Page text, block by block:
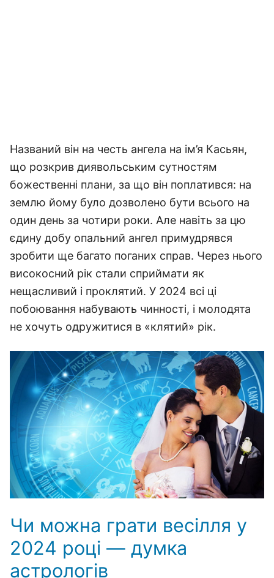
Названий він на честь ангела на ім’я Касьян,
що розкрив диявольським сутностям
божественні плани, за що він поплатився: на
землю йому було дозволено бути всього на
один день за чотири роки. Але навіть за цю
єдину добу опальний ангел примудрявся
зробити ще багато поганих справ. Через нього
високосний рік стали сприймати як
нещасливий і проклятий. У 2024 всі ці
побоювання набувають чинності, і молодята
не хочуть одружитися в «клятий» рік.
Чи можна грати весілля у
2024 році — думка
астрологів